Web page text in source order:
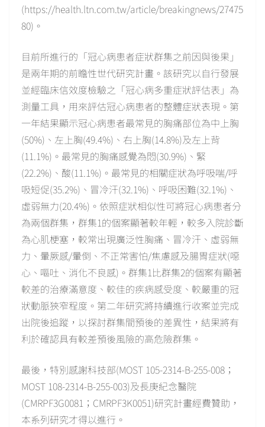
(https://health.ltn.com.tw/article/breakingnews/27475
80)。
目前所進行的「冠心病患者症狀群集之前因與後果」
是兩年期的前瞻性世代研究計畫。該研究以自行發展
並經臨床信效度檢驗之「冠心病多重症狀評估表」為
測量工具，用來評估冠心病患者的整體症狀表現。第
一年結果顯示冠心病患者最常見的胸痛部位為中上胸
(50%)、左上胸(49.4%)、右上胸(14.8%)及左上背
(11.1%)。最常見的胸痛感覺為悶(30.9%)、緊
(22.2%)、酸(11.1%)。最常見的相關症狀為呼吸喘/呼
吸短促(35.2%)、冒冷汗(32.1%)、呼吸困難(32.1%)、
虛弱無力(20.4%)。依照症狀相似性可將冠心病患者分
為兩個群集，群集1的個案顯著較年輕，較多入院診斷
為心肌梗塞，較常出現廣泛性胸痛、冒冷汗、虛弱無
力、暈厥感/暈倒、不正常害怕/焦慮感及腸胃症狀(噁
心、嘔吐、消化不良感)。群集1比群集2的個案有顯著
較差的治療滿意度、較佳的疾病感受度、較嚴重的冠
狀動脈狹窄程度。第二年研究將持續進行收案並完成
出院後追蹤，以探討群集間預後的差異性，結果將有
利於確認具有較差預後風險的高危險群集。
最後，特別感謝科技部(MOST 105-2314-B-255-008；
MOST 108-2314-B-255-003)及長庚紀念醫院
(CMRPF3G0081；CMRPF3K0051)研究計畫經費贊助，
本系列研究才得以進行。